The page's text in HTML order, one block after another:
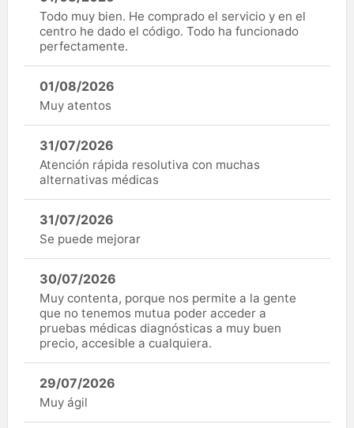
Todo muy bien. He comprado el servicio y en el
centro he dado el código. Todo ha funcionado
perfectamente.
01/08/2026
Muy atentos
31/07/2026
Atención rápida resolutiva con muchas
alternativas médicas
31/07/2026
Se puede mejorar
30/07/2026
Muy contenta, porque nos permite a la gente
que no tenemos mutua poder acceder a
pruebas médicas diagnósticas a muy buen
precio, accesible a cualquiera.
29/07/2026
Muy ágil